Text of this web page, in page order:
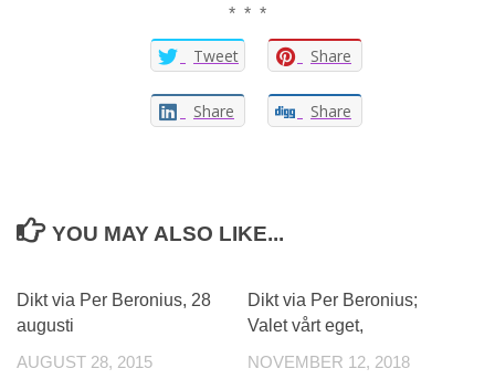
* * *
Tweet Share
Share Share
YOU MAY ALSO LIKE...
Dikt via Per Beronius, 28
augusti
AUGUST 28, 2015
Dikt via Per Beronius;
Valet vårt eget,
NOVEMBER 12, 2018